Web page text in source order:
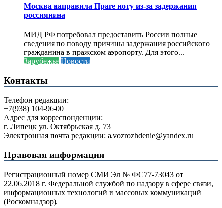
Москва направила Праге ноту из-за задержания
россиянина
МИД РФ потребовал предоставить России полные
сведения по поводу причины задержания российского
гражданина в пражском аэропорту. Для этого...
Зарубежье Новости
Контакты
Телефон редакции:
+7(938) 104-96-00
Адрес для корреспонденции:
г. Липецк ул. Октябрьская д. 73
Электронная почта редакции: a.vozrozhdenie@yandex.ru
Правовая информация
Регистрационный номер СМИ Эл № ФС77-73043 от
22.06.2018 г. Федеральной службой по надзору в сфере связи,
информационных технологий и массовых коммуникаций
(Роскомнадзор).